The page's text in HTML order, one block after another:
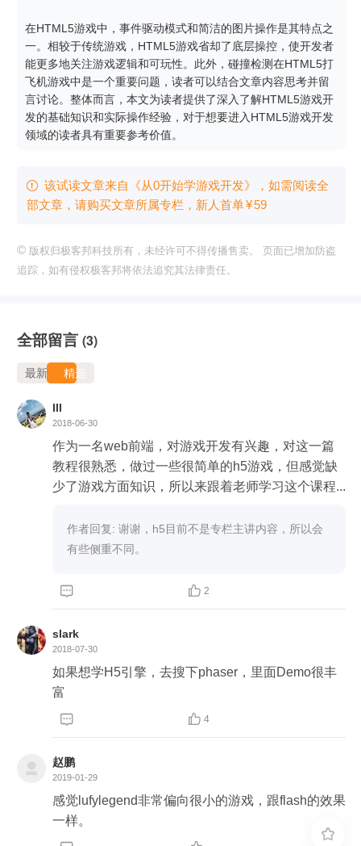
在HTML5游戏中，事件驱动模式和简洁的图片操作是其特点之
一。相较于传统游戏，HTML5游戏省却了底层操控，使开发者
能更多地关注游戏逻辑和可玩性。此外，碰撞检测在HTML5打
飞机游戏中是一个重要问题，读者可以结合文章内容思考并留
言讨论。整体而言，本文为读者提供了深入了解HTML5游戏开
发的基础知识和实际操作经验，对于想要进入HTML5游戏开发
领域的读者具有重要参考价值。
 该试读文章来自《从0开始学游戏开发》，如需阅读全
部文章，请购买文章所属专栏 ，新⼈⾸单¥59
© 版权归极客邦科技所有，未经许可不得传播售卖。 页面已增加防盗
追踪，如有侵权极客邦将依法追究其法律责任。
全部留言 (3)
最新 精选
lll
2018-06-30
作为一名web前端，对游戏开发有兴趣，对这一篇
教程很熟悉，做过一些很简单的h5游戏，但感觉缺
少了游戏方面知识，所以来跟着老师学习这个课程...
作者回复: 谢谢，h5目前不是专栏主讲内容，所以会
有些侧重不同。
  2
slark
2018-07-30
如果想学H5引擎，去搜下phaser，里面Demo很丰
富
  4
赵鹏
2019-01-29
感觉lufylegend非常偏向很小的游戏，跟flash的效果
一样。
